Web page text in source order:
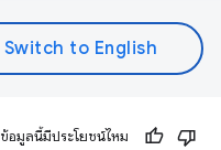
ข้อมูลนี้มีประโยชน์ไหม